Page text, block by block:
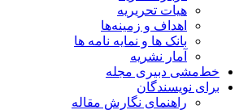
هیات تحریریه
اهداف و زمینه‌ها
بانک ها و نمایه نامه ها
آمار نشریه
خط‌مشی دبیری مجله
برای نویسندگان
راهنمای نگارش مقاله